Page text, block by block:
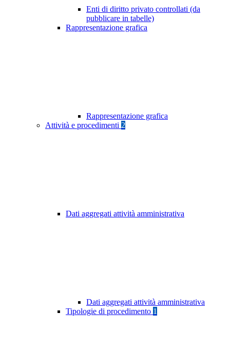
Enti di diritto privato controllati (da
pubblicare in tabelle)
Rappresentazione grafica
Rappresentazione grafica
Attività e procedimenti 2
Dati aggregati attività amministrativa
Dati aggregati attività amministrativa
Tipologie di procedimento 1